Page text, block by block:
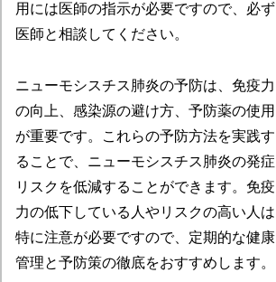
用には医師の指示が必要ですので、必ず
医師と相談してください。
ニューモシスチス肺炎の予防は、免疫力
の向上、感染源の避け方、予防薬の使用
が重要です。これらの予防方法を実践す
ることで、ニューモシスチス肺炎の発症
リスクを低減することができます。免疫
力の低下している人やリスクの高い人は
特に注意が必要ですので、定期的な健康
管理と予防策の徹底をおすすめします。